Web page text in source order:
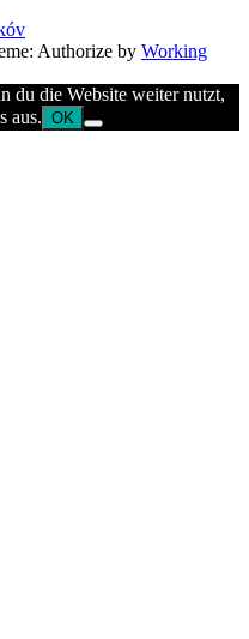
Authorize by Working
du die Website weiter nutzt,
aus. OK